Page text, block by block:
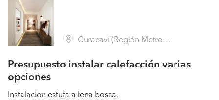
Curacaví (Región Metropolitana - Melipilla)
Presupuesto instalar calefacción varias
opciones
Instalacion estufa a lena bosca.